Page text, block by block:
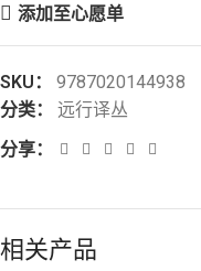
添加至心愿单
SKU： 9787020144938
分类：
远行译丛
分享：
相关产品